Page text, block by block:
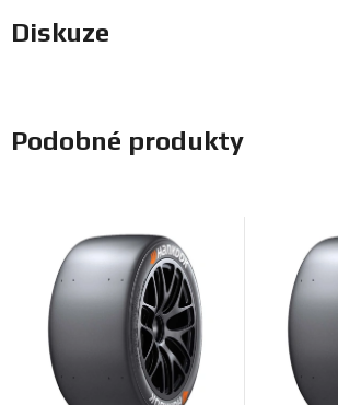
Diskuze
Podobné produkty